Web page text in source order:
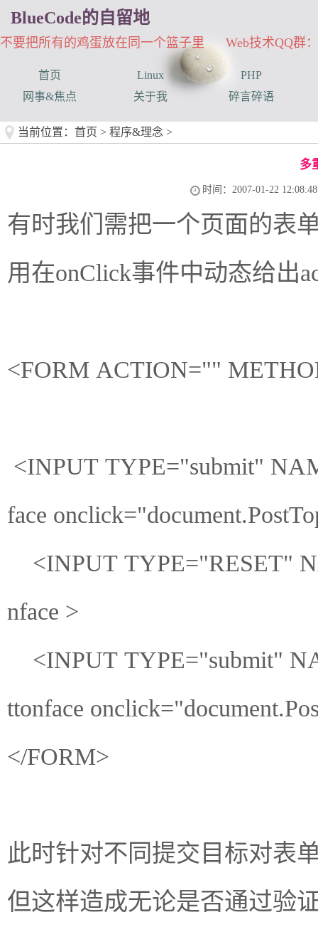
BlueCode的自留地
不要把所有的鸡蛋放在同一个篮子里 Web技术QQ群：
首页 Linux
PHP
网事&焦点
关于我 碎言碎语
当前位置： 首页 > 程序&理念 >
多
时间：2007-01-22 12:08:48
有时我们需把一个页面的表
用在onClick事件中动态给出
<FORM ACTION=""
<INPUT TYPE="submit"
face
<INPUT TYPE="RESET"
nface >
<INPUT TYPE="submit"
ttonface
</FORM>
此时针对不同提交目标对表
但这样造成无论是否通过验